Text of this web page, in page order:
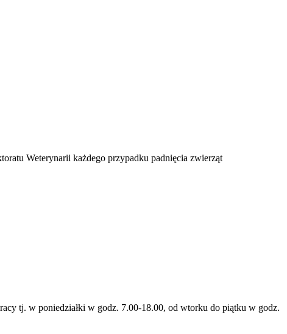
Weterynarii każdego przypadku padnięcia zwierząt
tj. w poniedziałki w godz. 7.00-18.00, od wtorku do piątku w godz.